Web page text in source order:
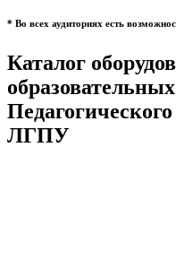
* Во всех аудиториях есть
Каталог
ЛГПУ